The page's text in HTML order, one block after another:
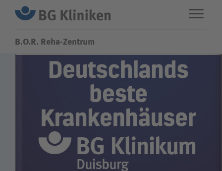
STANDORTE
Über uns
B.O.R. Reha-Zentrum